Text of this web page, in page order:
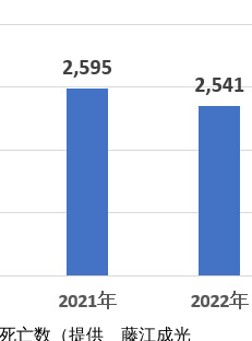
亡数（提供 藤江成光